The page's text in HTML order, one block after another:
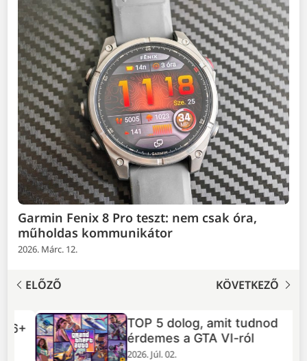
Garmin Fenix 8 Pro teszt: nem csak óra,
műholdas kommunikátor
2026. Márc. 12.
ELŐZŐ KÖVETKEZŐ
TOP 5 dolog, amit tudnod
érdemes a GTA VI-ról
2026. Júl. 02.